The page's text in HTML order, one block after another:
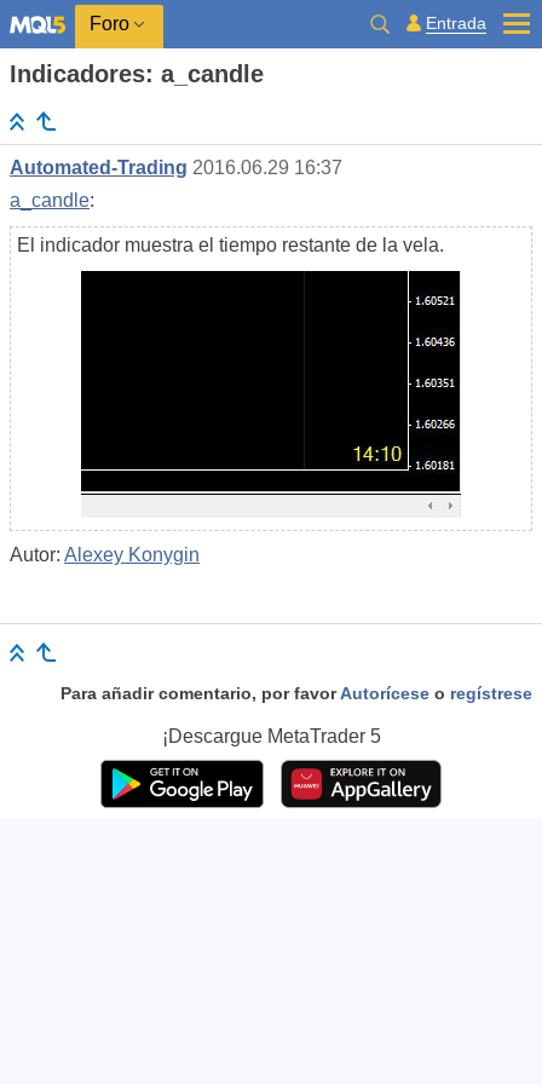
Foro Entrada
Indicadores: a_candle
Automated-Trading 2016.06.29 16:37
a_candle:
El indicador muestra el tiempo restante de la vela.
Autor: Alexey Konygin
Para añadir comentario, por favorAutorícese o regístrese
¡Descargue MetaTrader 5